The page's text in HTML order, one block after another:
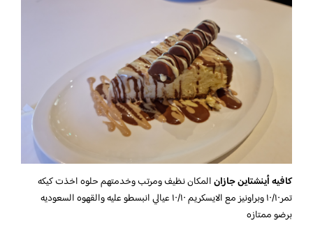
كافيه أينشتاين جازانالمكان نظيف ومرتب وخدمتهم حلوه اخذت كيكه
تمر١٠/١٠ وبراونيز مع الايسكريم ١٠/١٠ عيالي انبسطو عليه والقهوه السعوديه
برضو ممتازه